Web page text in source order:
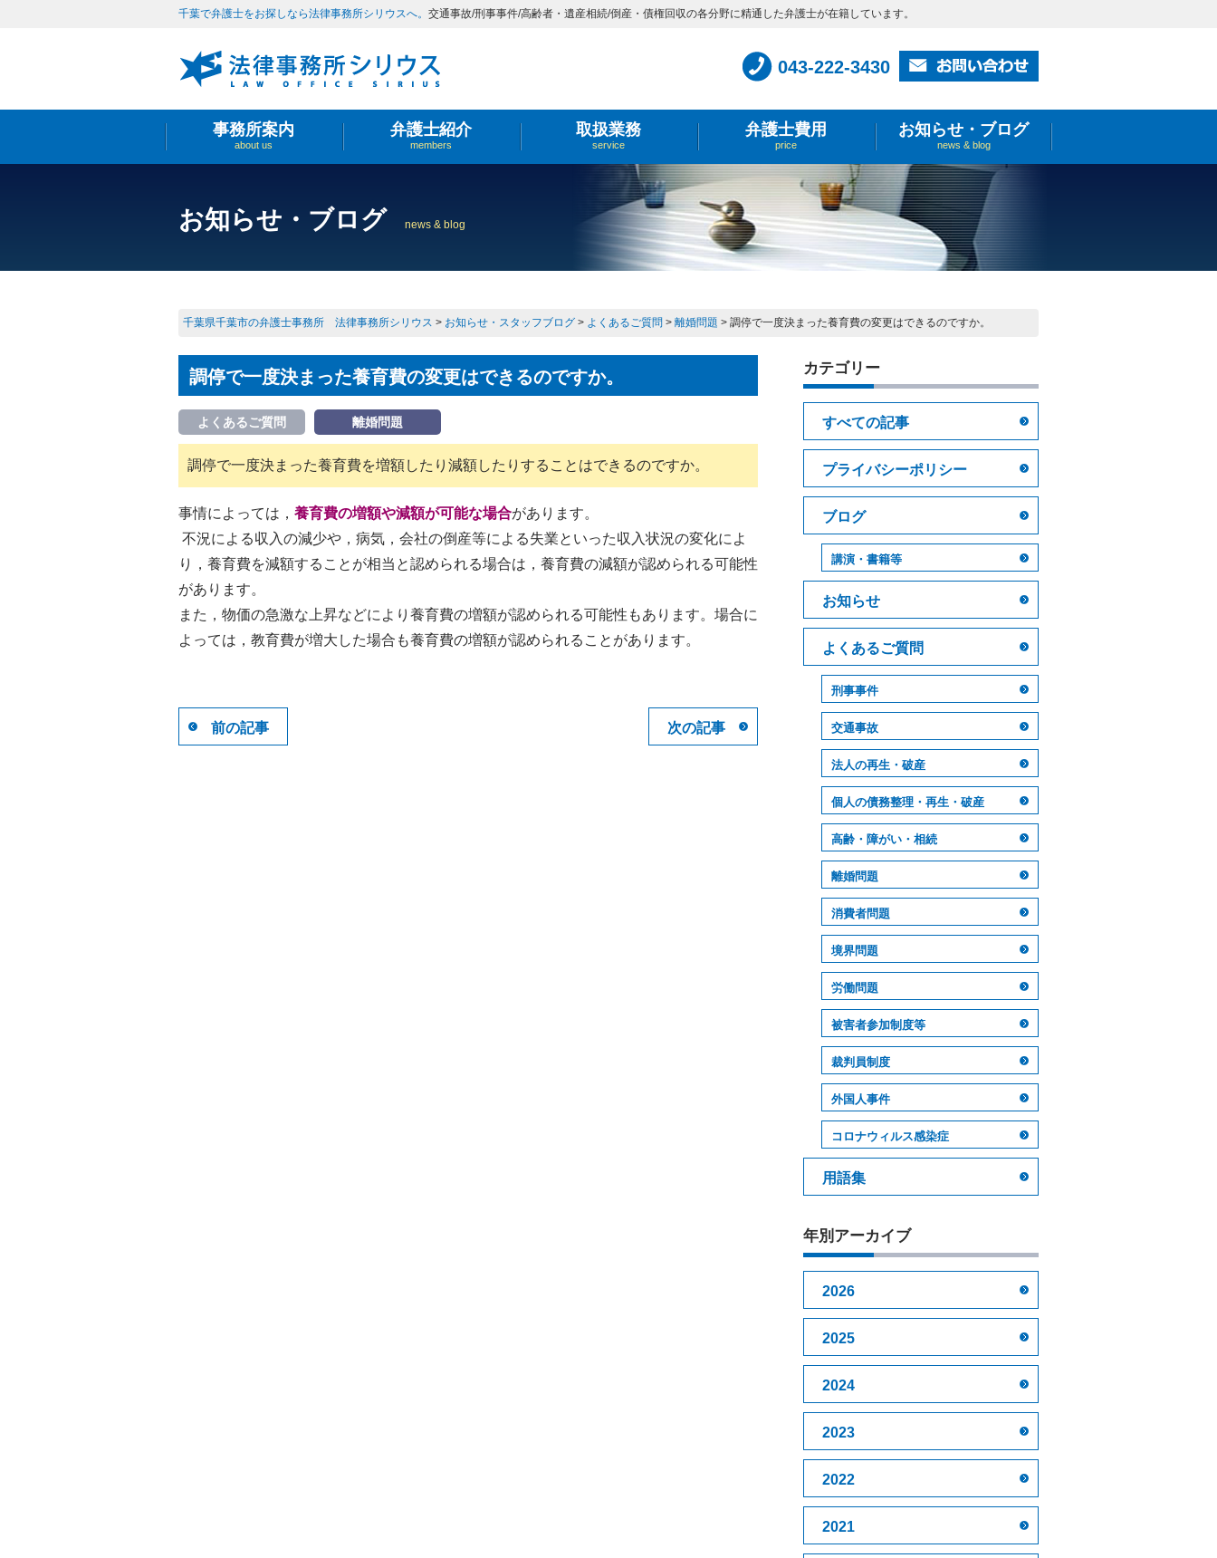
千葉で弁護士をお探しなら法律事務所シリウスへ。 交通事故/刑事事件/高齢者・遺産相続/倒産・債権回収の各分野に精通した弁護士が在籍しています。
043-222-3430
事務所案内
about us
弁護士紹介
members
取扱業務
service
弁護士費用
price
お知らせ・ブログ
news & blog
お知らせ・ブログ news & blog
千葉県千葉市の弁護士事務所 法律事務所シリウス > お知らせ・スタッフブログ > よくあるご質問 > 離婚問題 > 調停で一度決まった養育費の変更はできるのですか。
調停で一度決まった養育費の変更はできるのですか。
よくあるご質問 離婚問題
調停で一度決まった養育費を増額したり減額したりすることはできるのですか。
事情によっては， 養育費の増額や減額が可能な場合があります。
不況による収入の減少や，病気，会社の倒産等による失業といった収入状況の変化によ
り，養育費を減額することが相当と認められる場合は，養育費の減額が認められる可能性
があります。
また，物価の急激な上昇などにより養育費の増額が認められる可能性もあります。場合に
よっては，教育費が増大した場合も養育費の増額が認められることがあります。
前の記事 次の記事
カテゴリー
すべての記事
プライバシーポリシー
ブログ
講演・書籍等
お知らせ
よくあるご質問
刑事事件
交通事故
法人の再生・破産
個人の債務整理・再生・破産
高齢・障がい・相続
離婚問題
消費者問題
境界問題
労働問題
被害者参加制度等
裁判員制度
外国人事件
コロナウィルス感染症
用語集
年別アーカイブ
2026
2025
2024
2023
2022
2021